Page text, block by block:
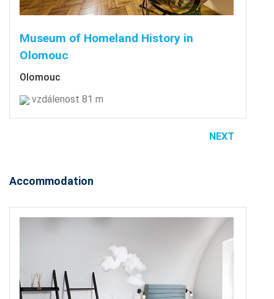
Museum of Homeland History in
Olomouc
Olomouc
vzdálenost 81 m
NEXT
Accommodation